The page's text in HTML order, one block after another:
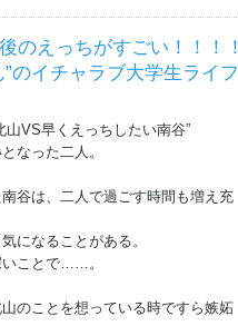
のえっちがすごい！！！！
のイチャラブ大学生ライフ
山VS早くえっちしたい南谷”
なった二人。
谷は、二人で過ごす時間も増え充
になることがある。
いことで……。
のことを想っている時ですら嫉妬